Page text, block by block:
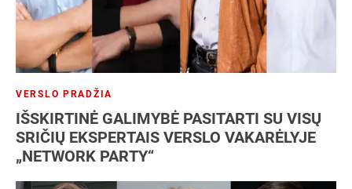
VERSLO PRADŽIA
IŠSKIRTINĖ GALIMYBĖ PASITARTI SU VISŲ
SRIČIŲ EKSPERTAIS VERSLO VAKARĖLYJE
„NETWORK PARTY“